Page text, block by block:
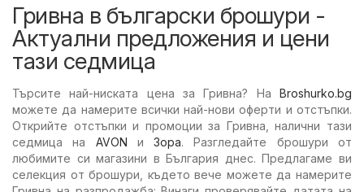
Гривна в български брошури -
Актуални предложения и цени
тази седмица
Търсите най-ниската цена за Гривна? На Broshurko.bg
можете да намерите всички най-нови оферти и отстъпки.
Открийте отстъпки и промоции за Гривна, налични тази
седмица на AVON иЗора. Разгледайте брошури от
любимите си магазини в България днес. Предлагаме ви
селекция от брошури, където вече можете да намерите